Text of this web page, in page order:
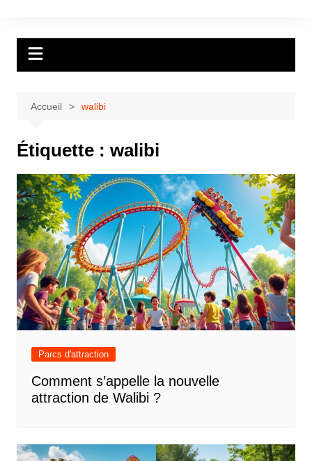
Accueil walibi
Étiquette : walibi
Parcs d'attraction
Comment s’appelle la nouvelle
attraction de Walibi ?